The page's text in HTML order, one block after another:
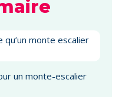
qu’un monte escalier
un monte-escalier